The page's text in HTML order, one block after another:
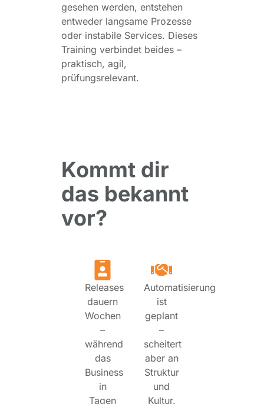
gesehen werden, entstehen
entweder langsame Prozesse
oder instabile Services. Dieses
Training verbindet beides –
praktisch, agil,
prüfungsrelevant.
Kommt dir
das bekannt
vor?
Releases
dauern
Wochen
–
während
das
Business
in
Tagen
Automatisierung
ist
geplant
–
scheitert
aber an
Struktur
und
Kultur.